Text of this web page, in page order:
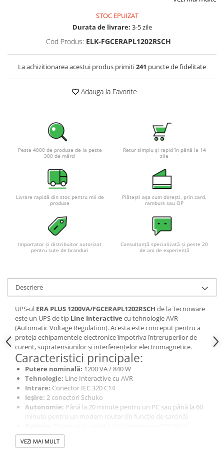
Sisteme de Stocare Comerciale
Sisteme fotovoltaice complete
Sisteme fotovoltaice de putere
mica (rulota/caravan/case de
Sisteme fotovoltaice profesionale
Pachete sisteme fotovoltaice
Statii de incarcare
Cabluri de incarcare vehicule
Prize de incarcare vehicule
Accesorii
Turbine eoliene pentru casă
Acumulatori VRLA AGM/GEL /
Tractiune / LiFePo4
Baterii si acumulatori gel si VRLA
Baterii si acumulatori AGM VRLA
de 6-12 V
GEL
AGM
Li-Ion
SLA AGM (Sealed Lead Acid)
Deep Cycle - Tractiune/Semi-
Tractiune
Marine & Caravan
APC
Sisteme de management (BMS)
STOC EPUIZAT
Durata de livrare: 3-5 zile
Cod Produs: ELK-FGCERAPL1202RSCH
La achizitionarea acestui produs primiti241 puncte de fidelitate
Adauga la Favorite
Peste 4000 de produse de la peste
300 de mărci
Retur simplu și rapid în până la 14
zile
Livrare rapidă din stoc pentru mii de
produse
Plătești așa cum dorești, prin card,
ramburs sau OP
Importator și distribuitor autorizat
pentru sute de branduri
Consultanță specializată și peste 20
de ani de experiență
Descriere
UPS-ul ERA PLUS 1200VA/FGCERAPL1202RSCH de la Tecnoware
este un UPS de tip Line Interactive cu tehnologie AVR
(Automatic Voltage Regulation). Acesta este conceput pentru a
proteja echipamentele electronice împotriva întreruperilor de
curent, supratensiunilor și interferențelor electromagnetice.
Caracteristici principale:
Putere nominală: 1200 VA / 840 W
Tehnologie: Line Interactive cu AVR
Intrare: Conector IEC 320 C14
Ieșire: 2 conectori Schuko
Autonomie: Până la 20 minute pentru un PC sau până la 60
minute pentru un modem router (în funcție de sarcină)
Răcire:Ventilator, zgomot < 45 dBA la 1 metru
Software de management:
VEZI MAI MULT